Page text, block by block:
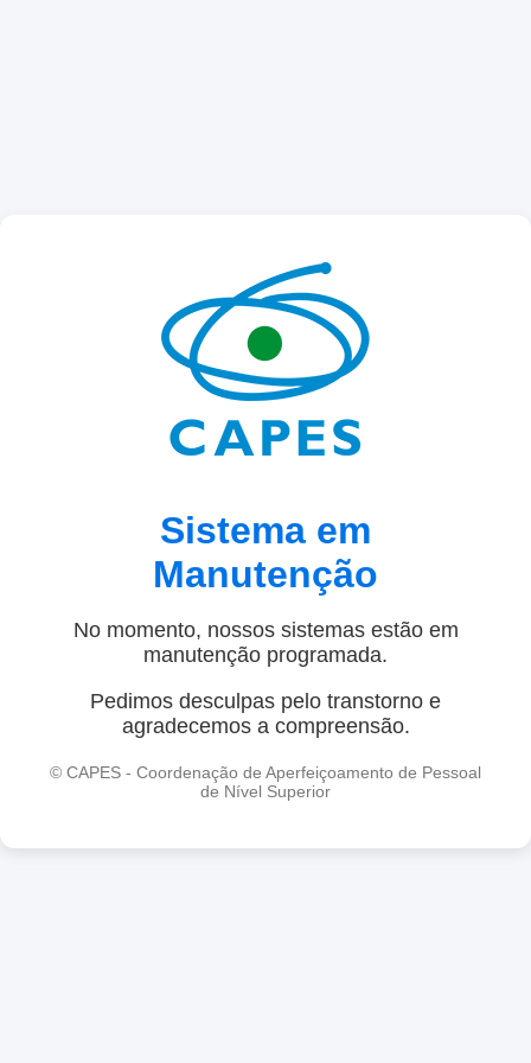
Sistema em
Manutenção
No momento, nossos sistemas estão em
manutenção programada.
Pedimos desculpas pelo transtorno e
agradecemos a compreensão.
© CAPES - Coordenação de Aperfeiçoamento de Pessoal
de Nível Superior